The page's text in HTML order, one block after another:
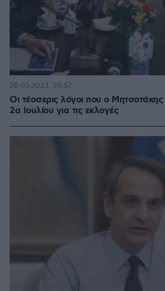
Οι τέσσερις λόγοι που ο Μητσοτάκης
2α Ιουλίου για τις εκλογές
28.03.2023, 20:57